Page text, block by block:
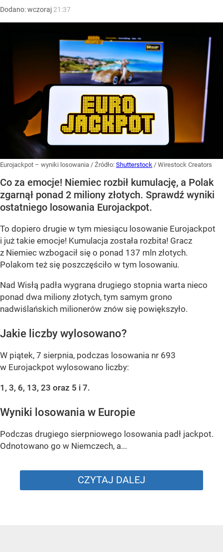
Dodano:wczoraj 21:37
Eurojackpot – wyniki losowania / Źródło: Shutterstock / Wirestock Creators
Co za emocje! Niemiec rozbił kumulację, a Polak
zgarnął ponad 2 miliony złotych. Sprawdź wyniki
ostatniego losowania Eurojackpot.
To dopiero drugie w tym miesiącu losowanie Eurojackpot
i już takie emocje! Kumulacja została rozbita! Gracz
z Niemiec wzbogacił się o ponad 137 mln złotych.
Polakom też się poszczęściło w tym losowaniu.
Nad Wisłą padła wygrana drugiego stopnia warta nieco
ponad dwa miliony złotych, tym samym grono
nadwiślańskich milionerów znów się powiększyło.
Jakie liczby wylosowano?
W piątek, 7 sierpnia, podczas losowania nr 693
w Eurojackpot wylosowano liczby:
1, 3, 6, 13, 23 oraz 5 i 7.
Wyniki losowania w Europie
Podczas drugiego sierpniowego losowania padł jackpot.
Odnotowano go w Niemczech, a...
CZYTAJ DALEJ